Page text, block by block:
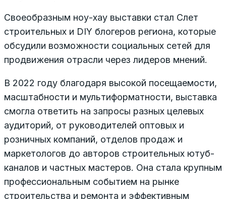
Своеобразным ноу-хау выставки стал Слет
строительных и DIY блогеров региона, которые
обсудили возможности социальных сетей для
продвижения отрасли через лидеров мнений.
В 2022 году благодаря высокой посещаемости,
масштабности и мультиформатности, выставка
смогла ответить на запросы разных целевых
аудиторий, от руководителей оптовых и
розничных компаний, отделов продаж и
маркетологов до авторов строительных ютуб-
каналов и частных мастеров. Она стала крупным
профессиональным событием на рынке
строительства и ремонта и эффективным